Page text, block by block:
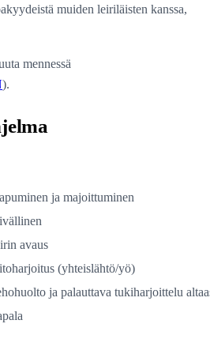
muiden leiriläisten kanssa,
mennessä
).
ja majoittuminen
avaus
(yhteislähtö/yö)
ja palauttava tukiharjoittelu